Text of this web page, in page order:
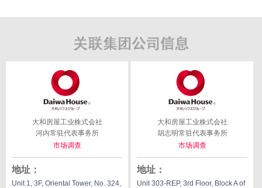
大和房屋工业株式会社
河内常驻代表事务所
市场调查
地址 ：
Unit 1, 3F, Oriental Tower, No. 324,
大和房屋工业株式会社
胡志明常驻代表事务所
市场调查
地址 ：
Unit 303-REP, 3rd Floor, Block A of